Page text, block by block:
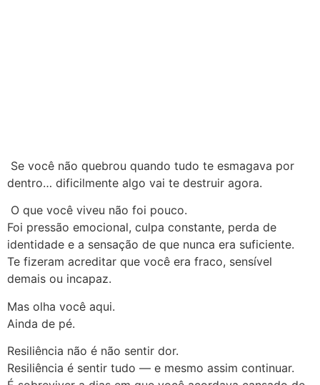
Se você não quebrou quando tudo te esmagava por
dentro… dificilmente algo vai te destruir agora.
O que você viveu não foi pouco.
Foi pressão emocional, culpa constante, perda de
identidade e a sensação de que nunca era suficiente.
Te fizeram acreditar que você era fraco, sensível
demais ou incapaz.
Mas olha você aqui.
Ainda de pé.
Resiliência não é não sentir dor.
Resiliência é sentir tudo — e mesmo assim continuar.